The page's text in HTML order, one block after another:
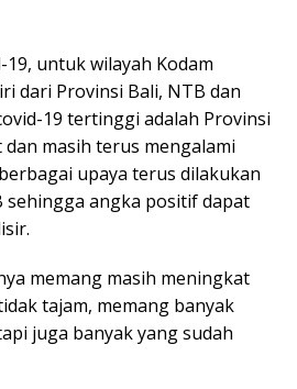
untuk wilayah Kodam
dari Provinsi Bali, NTB dan
19 tertinggi adalah Provinsi
masih terus mengalami
upaya terus dilakukan
sehingga angka positif dapat
memang masih meningkat
tajam, memang banyak
juga banyak yang sudah